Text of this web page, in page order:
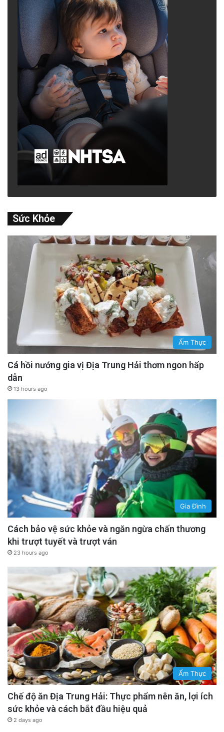
Sức Khỏe
Ẩm Thực
Cá hồi nướng gia vị Địa Trung Hải thơm ngon hấp
dẫn
13 hours ago
Gia Đình
Cách bảo vệ sức khỏe và ngăn ngừa chấn thương
khi trượt tuyết và trượt ván
23 hours ago
Ẩm Thực
Chế độ ăn Địa Trung Hải: Thực phẩm nên ăn, lợi ích
sức khỏe và cách bắt đầu hiệu quả
2 days ago